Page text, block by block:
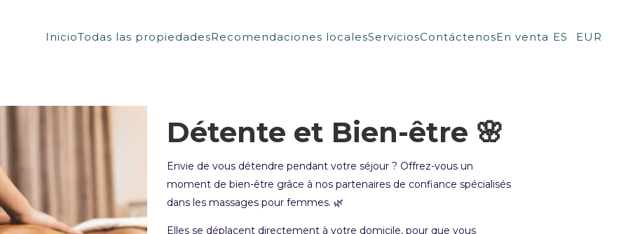
InicioTodas las propiedadesRecomendaciones localesServiciosContáctenosEn venta ES EUR
Détente et Bien-être 🌸
Envie de vous détendre pendant votre séjour ? Offrez-vous un
moment de bien-être grâce à nos partenaires de confiance spécialisés
dans les massages pour femmes. 🌿
Elles se déplacent directement à votre domicile, pour que vous